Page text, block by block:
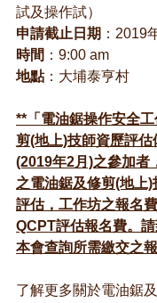
試及操作試）
申請截止日期 ：2019
時間 ：9:00 am
地點：大埔泰亨村
**「電油鋸操作安全
剪(地上)技師資歷評估
(2019年2月)之參加者
之電油鋸及修剪(地上
評估，工作坊之報名
QCPT評估報名費。
本會查詢所需繳交之
了解更多關於電油鋸